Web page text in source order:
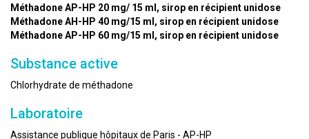
Méthadone AP-HP 20 mg/ 15 ml, sirop en récipient unidose
Méthadone AH-HP 40 mg/15 ml, sirop en récipient unidose
Méthadone AP-HP 60 mg/15 ml, sirop en récipient unidose
Substance active
Chlorhydrate de méthadone
Laboratoire
Assistance publique hôpitaux de Paris - AP-HP